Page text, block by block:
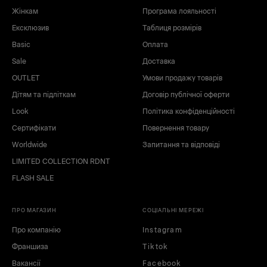
XS
синій
блакитний
рожевий
жовтий
бежевий
Жінкам
Ексклюзив
Basic
Sale
OUTLET
Дітям та підліткам
Look
Сертифікати
Worldwide
LIMITED COLLECTION RDNT
FLASH SALE
Програма лояльності
Таблиця розмірів
Оплата
Доставка
Умови продажу товарів
Договір публічної оферти
Політика конфіденційності
Повернення товару
Запитання та відповіді
ПРО МАГАЗИН
Про компанію
Франшиза
Вакансії
СОЦІАЛЬНІ МЕРЕЖІ
Instagram
Tiktok
Facebook